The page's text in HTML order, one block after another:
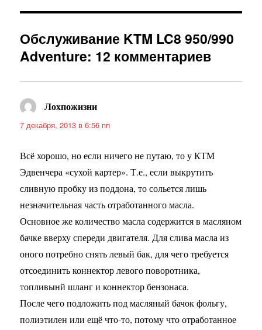
Обслуживание KTM LC8 950/990
Adventure: 12 комментариев
Лохпожизни
7 декабря, 2013 в 6:56 пп
Всё хорошо, но если ничего не путаю, то у КТМ
Эдвенчера «сухой картер». Т.е., если выкрутить
сливную пробку из поддона, то сольется лишь
незначительная часть отработанного масла.
Основное же количество масла содержится в масляном
бачке вверху спереди двигателя. Для слива масла из
оного потребно снять левый бак, для чего требуется
отсоединить коннектор левого поворотника,
топливынй шланг и коннектор бензонаса.
После чего подложить под масляный бачок фольгу,
полиэтилен или ещё что-то, потому что отработанное